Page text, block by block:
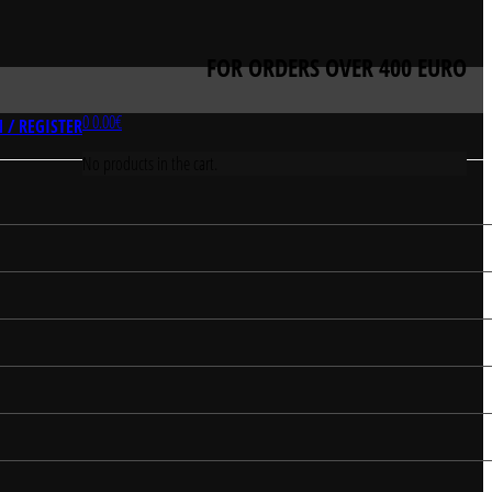
FOR ORDERS OVER 400 EURO
/ REGISTER00.00€